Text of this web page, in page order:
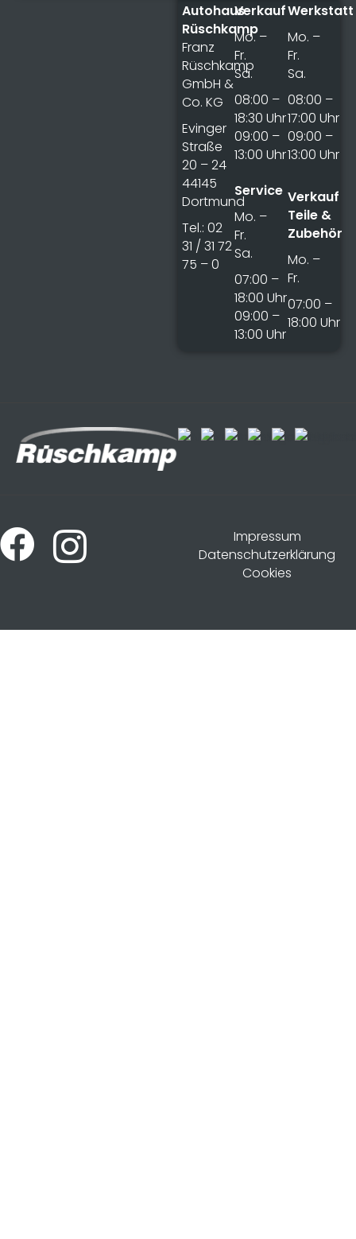
Autohaus
Rüschkamp
Franz
Rüschkamp
GmbH &
Co. KG
Evinger
Straße
20 – 24
44145
Dortmund
Tel.: 02
31 / 31 72
75 – 0
Verkauf
Mo. –
Fr.
Sa.
08:00 –
18:30 Uhr
09:00 –
13:00 Uhr
Service
Mo. –
Fr.
Sa.
07:00 –
18:00 Uhr
09:00 –
13:00 Uhr
Werkstatt
Mo. –
Fr.
Sa.
08:00 –
17:00 Uhr
09:00 –
13:00 Uhr
Verkauf
Teile &
Zubehör
Mo. –
Fr.
07:00 –
18:00 Uhr
Impressum
Datenschutzerklärung
Cookies